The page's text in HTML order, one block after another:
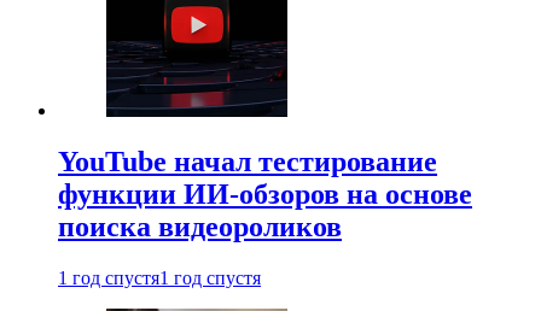
YouTube начал тестирование
функции ИИ-обзоров на основе
поиска видеороликов
1 год спустя1 год спустя